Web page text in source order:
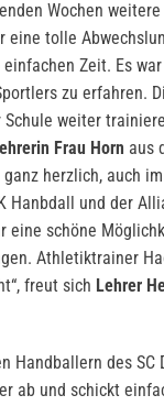
Wochen weitere
eine tolle
Zeit. Es
zu erfahren.
weiter
Frau Horn aus
herzlich, auch
Hanbdall und der
eine schöne
Athletiktrainer
freut sich Lehrer
Handballern des SC
ab und schickt